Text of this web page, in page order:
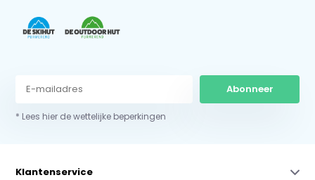
Abonneer
* Lees hier de wettelijke beperkingen
Klantenservice